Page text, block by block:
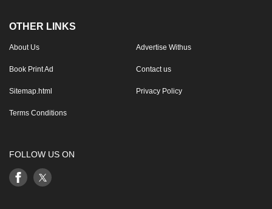
OTHER LINKS
About Us Advertise Withus
Book Print Ad Contact us
Sitemap.html Privacy Policy
Terms Conditions
FOLLOW US ON